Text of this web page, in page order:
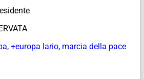
, +europa lario, marcia della pace